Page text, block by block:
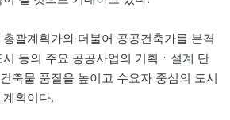
괄계획가와 더불어 공공건축가를 본격
시 등의 주요 공공사업의 기획ㆍ설계 단
축물 품질을 높이고 수요자 중심의 도시
획이다.